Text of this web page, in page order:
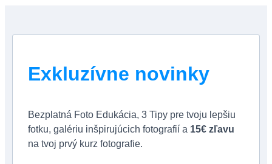
Exkluzívne novinky
Bezplatná Foto Edukácia, 3 Tipy pre tvoju lepšiu
fotku, galériu inšpirujúcich fotografií a 15€ zľavu
na tvoj prvý kurz fotografie.